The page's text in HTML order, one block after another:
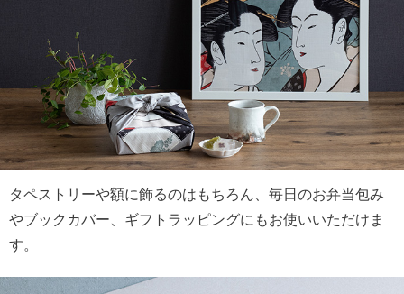
タペストリーや額に飾るのはもちろん、毎日のお弁当包み
やブックカバー、ギフトラッピングにもお使いいただけま
す。